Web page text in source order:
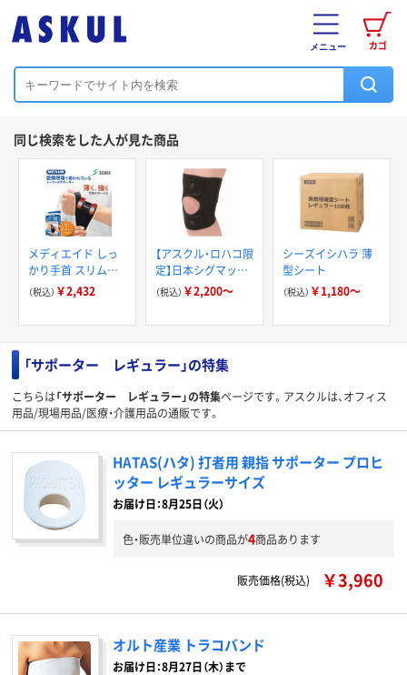
カゴ
メニュー
同じ検索をした人が見た商品
メディエイド しっ
かり手首 スリムハ
ードプラス フリー
356501 日本シグマ
（税込） ￥2,432
【アスクル・ロハコ限
定】日本シグマック
ス ファシリエイド
サポーター 膝ショ
（税込） ￥2,200～
シーズイシハラ 薄
型シート
（税込） ￥1,180～
「サポーター レギュラー」の特集
こちらは「サポーター レギュラー」の特集ページです。アスクルは、オフィス
用品/現場用品/医療・介護用品の通販です。
HATAS(ハタ) 打者用 親指 サポーター プロヒ
ッター レギュラーサイズ
お届け日：8月25日（火）
色・販売単位違いの商品が4商品あります
販売価格(税込) ￥3,960
オルト産業 トラコバンド
お届け日：8月27日（木）まで